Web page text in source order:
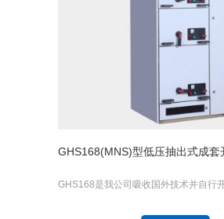
GHS168(MNS)型低压抽出式成套
GHS168是我公司吸收国外技术并自行